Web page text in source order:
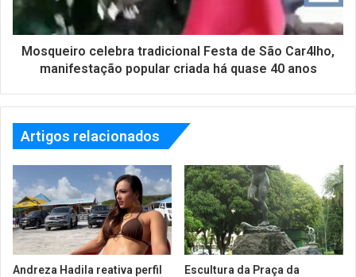
Mosqueiro celebra tradicional Festa de São Car4lho,
manifestação popular criada há quase 40 anos
Artigos relacionados
Andreza Hadila reativa perfil
Escultura da Praça da